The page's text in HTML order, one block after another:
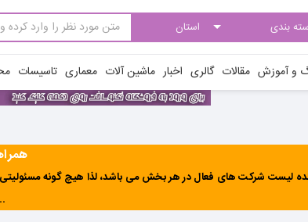
و آموزش مقالات گالری اخبار ماشین آلات معماری تاسیسات
لیست شرکت های فعال در هر بخش می باشد، لذا هیچ گونه